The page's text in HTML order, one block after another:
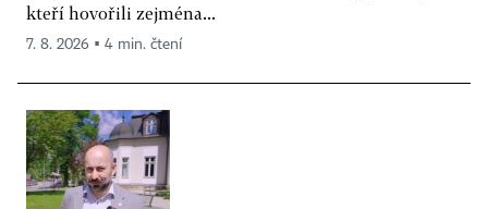
kteří hovořili zejména...
7. 8. 2026 ▪ 4 min. čtení